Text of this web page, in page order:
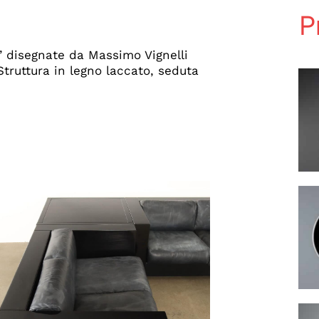
disegnate da Massimo Vignelli
in legno laccato, seduta